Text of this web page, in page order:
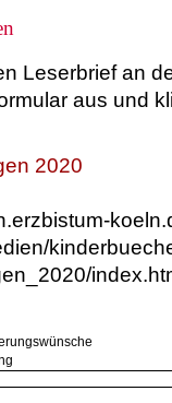
Leserbrief an
aus und
2020